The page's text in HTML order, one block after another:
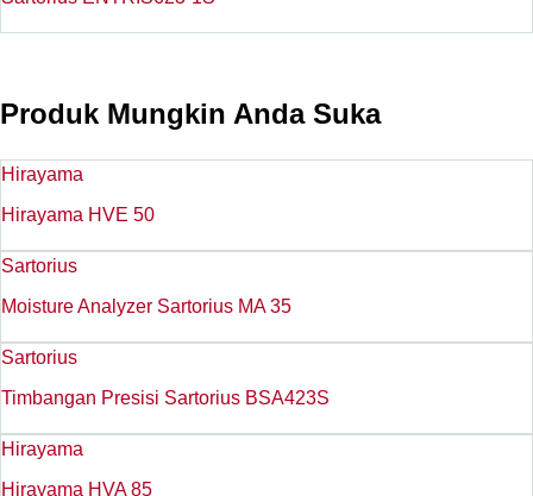
Produk Mungkin Anda Suka
Hirayama
Hirayama HVE 50
Sartorius
Moisture Analyzer Sartorius MA 35
Sartorius
Timbangan Presisi Sartorius BSA423S
Hirayama
Hirayama HVA 85